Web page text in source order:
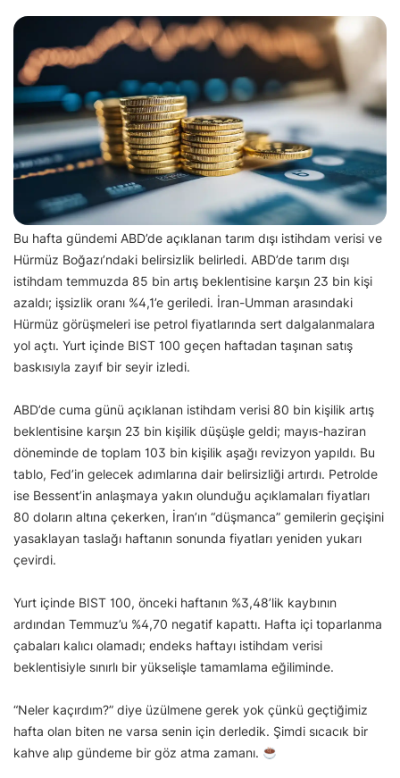
Bu hafta gündemi ABD’de açıklanan tarım dışı istihdam verisi ve
Hürmüz Boğazı’ndaki belirsizlik belirledi. ABD’de tarım dışı
istihdam temmuzda 85 bin artış beklentisine karşın 23 bin kişi
azaldı; işsizlik oranı %4,1’e geriledi. İran-Umman arasındaki
Hürmüz görüşmeleri ise petrol fiyatlarında sert dalgalanmalara
yol açtı. Yurt içinde BIST 100 geçen haftadan taşınan satış
baskısıyla zayıf bir seyir izledi.
ABD’de cuma günü açıklanan istihdam verisi 80 bin kişilik artış
beklentisine karşın 23 bin kişilik düşüşle geldi; mayıs-haziran
döneminde de toplam 103 bin kişilik aşağı revizyon yapıldı. Bu
tablo, Fed’in gelecek adımlarına dair belirsizliği artırdı. Petrolde
ise Bessent’in anlaşmaya yakın olunduğu açıklamaları fiyatları
80 doların altına çekerken, İran’ın “düşmanca” gemilerin geçişini
yasaklayan taslağı haftanın sonunda fiyatları yeniden yukarı
çevirdi.
Yurt içinde BIST 100, önceki haftanın %3,48’lik kaybının
ardından Temmuz’u %4,70 negatif kapattı. Hafta içi toparlanma
çabaları kalıcı olamadı; endeks haftayı istihdam verisi
beklentisiyle sınırlı bir yükselişle tamamlama eğiliminde.
“Neler kaçırdım?” diye üzülmene gerek yok çünkü geçtiğimiz
hafta olan biten ne varsa senin için derledik. Şimdi sıcacık bir
kahve alıp gündeme bir göz atma zamanı.